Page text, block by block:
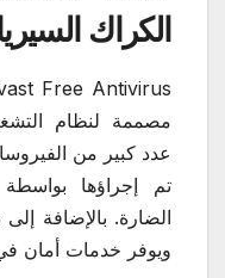
الكراك
مصممة لنظام
عدد كبير من
تم إجراؤها
الضارة. بالإضافة
ويوفر خدمات أمان